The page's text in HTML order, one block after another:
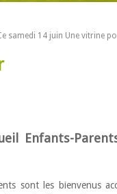
samedi 14 juin Une vitrine
Enfants-
sont les bienvenus